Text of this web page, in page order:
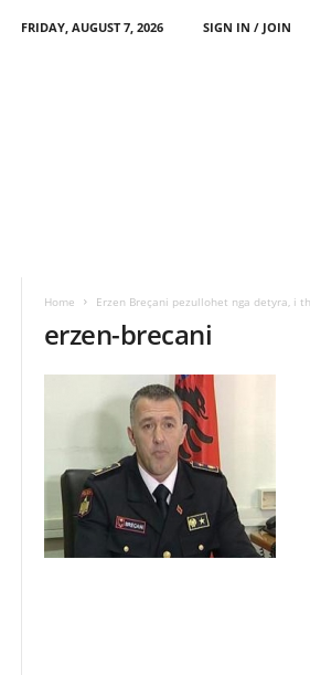
FRIDAY, AUGUST 7, 2026 SIGN IN / JOIN
Home Erzen Breçani pezullohet nga detyra, i
erzen-brecani